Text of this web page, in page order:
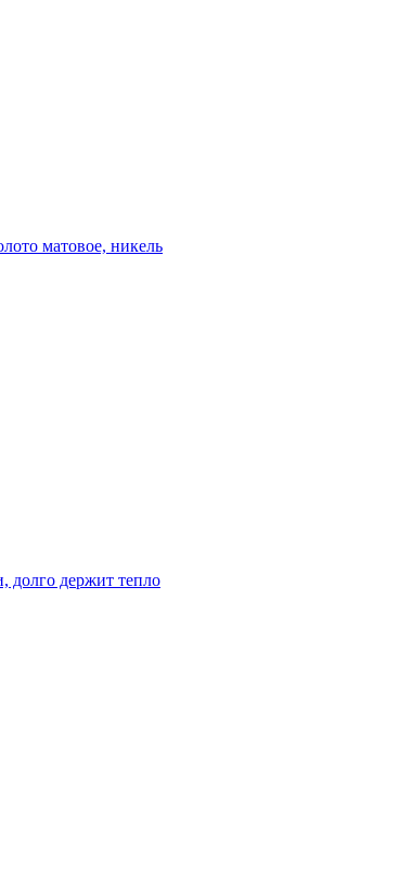
матовое, никель
долго держит тепло